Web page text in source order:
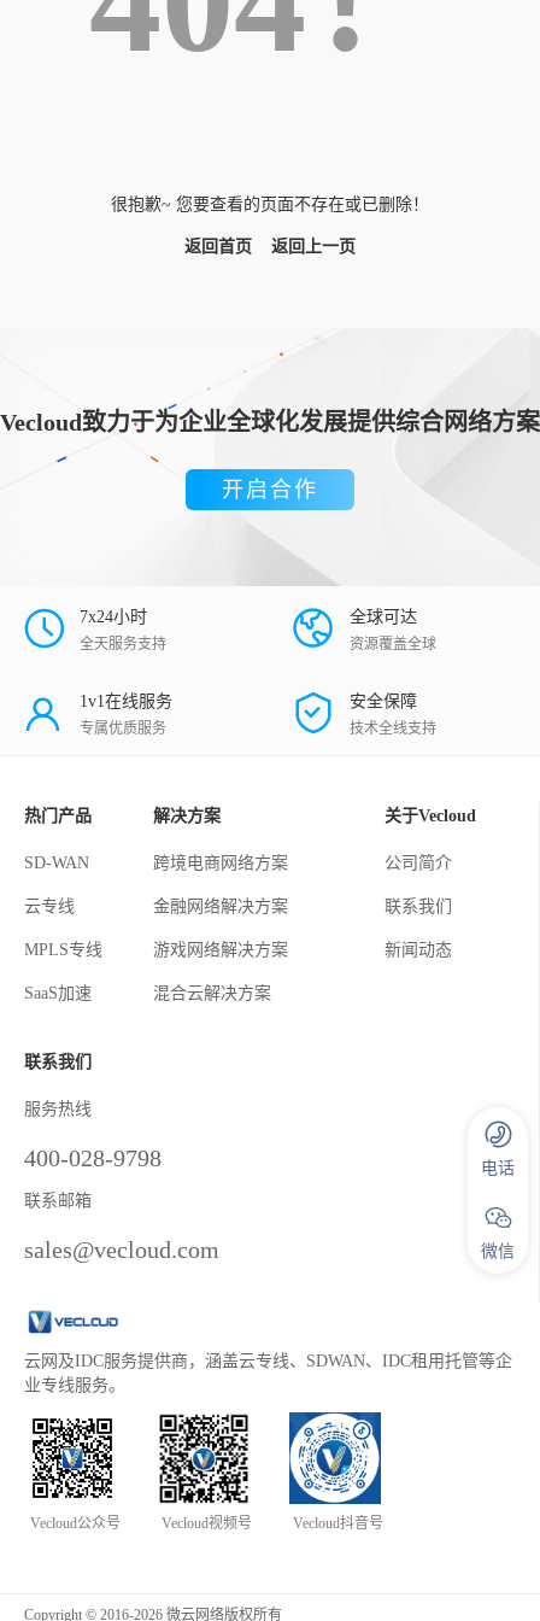
很抱歉~ 您要查看的页面不存在或已删除！
返回首页 返回上一页
Vecloud致力于为企业全球化发展提供综合网络方案
开启合作
7x24小时
全天服务支持
全球可达
资源覆盖全球
1v1在线服务
专属优质服务
安全保障
技术全线支持
热门产品
SD-WAN
云专线
MPLS专线
SaaS加速
解决方案
跨境电商网络方案
金融网络解决方案
游戏网络解决方案
混合云解决方案
关于Vecloud
公司简介
联系我们
新闻动态
联系我们
服务热线
400-028-9798
联系邮箱
sales@vecloud.com
云网及IDC服务提供商，涵盖云专线、SDWAN、IDC租用托管等企
业专线服务。
Vecloud公众号 Vecloud视频号 Vecloud抖音号
Copyright © 2016-2026 微云网络版权所有
电话
微信